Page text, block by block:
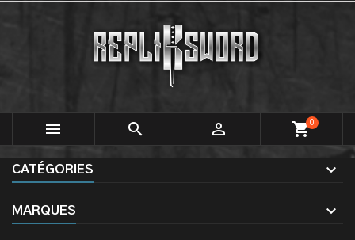
   shopping_cart0
CATÉGORIES
MARQUES